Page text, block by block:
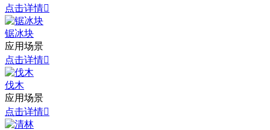
点击详情
锯冰块
应用场景
点击详情
伐木
应用场景
点击详情